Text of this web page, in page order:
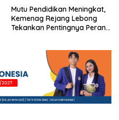
Mutu Pendidikan Meningkat,
Kemenag Rejang Lebong
Tekankan Pentingnya Peran